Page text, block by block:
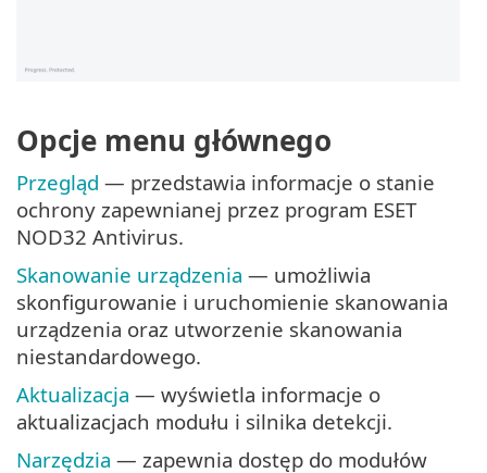
Opcje menu głównego
Przegląd — przedstawia informacje o stanie
ochrony zapewnianej przez program ESET
NOD32 Antivirus.
Skanowanie urządzenia — umożliwia
skonfigurowanie i uruchomienie skanowania
urządzenia oraz utworzenie skanowania
niestandardowego.
Aktualizacja — wyświetla informacje o
aktualizacjach modułu i silnika detekcji.
Narzędzia — zapewnia dostęp do modułów